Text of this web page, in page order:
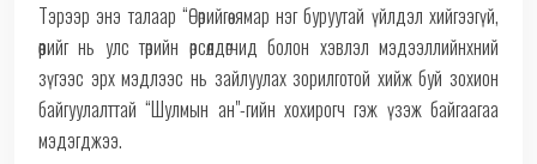
Тэрээр энэ талаар “Өөрийгөө ямар нэг буруутай үйлдэл хийгээгүй,
өөрийг нь улс төрийн өрсөлдөгчид болон хэвлэл мэдээллийнхний
зүгээс эрх мэдлээс нь зайлуулах зорилготой хийж буй зохион
байгуулалттай “Шулмын ан"-гийн хохирогч гэж үзэж байгаагаа
мэдэгджээ.